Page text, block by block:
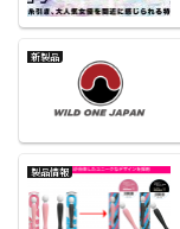
新製品
製品情報